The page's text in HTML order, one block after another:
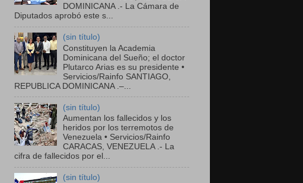
DOMINICANA .- La Cámara de
Diputados aprobó este s...
(sin título)
Constituyen la Academia
Dominicana del Sueño; el doctor
Plutarco Arias es su presidente •
Servicios/Rainfo SANTIAGO,
REPUBLICA DOMINICANA .–...
(sin título)
Aumentan los fallecidos y los
heridos por los terremotos de
Venezuela • Servicios/Rainfo
CARACAS, VENEZUELA .- La
cifra de fallecidos por el...
(sin título)